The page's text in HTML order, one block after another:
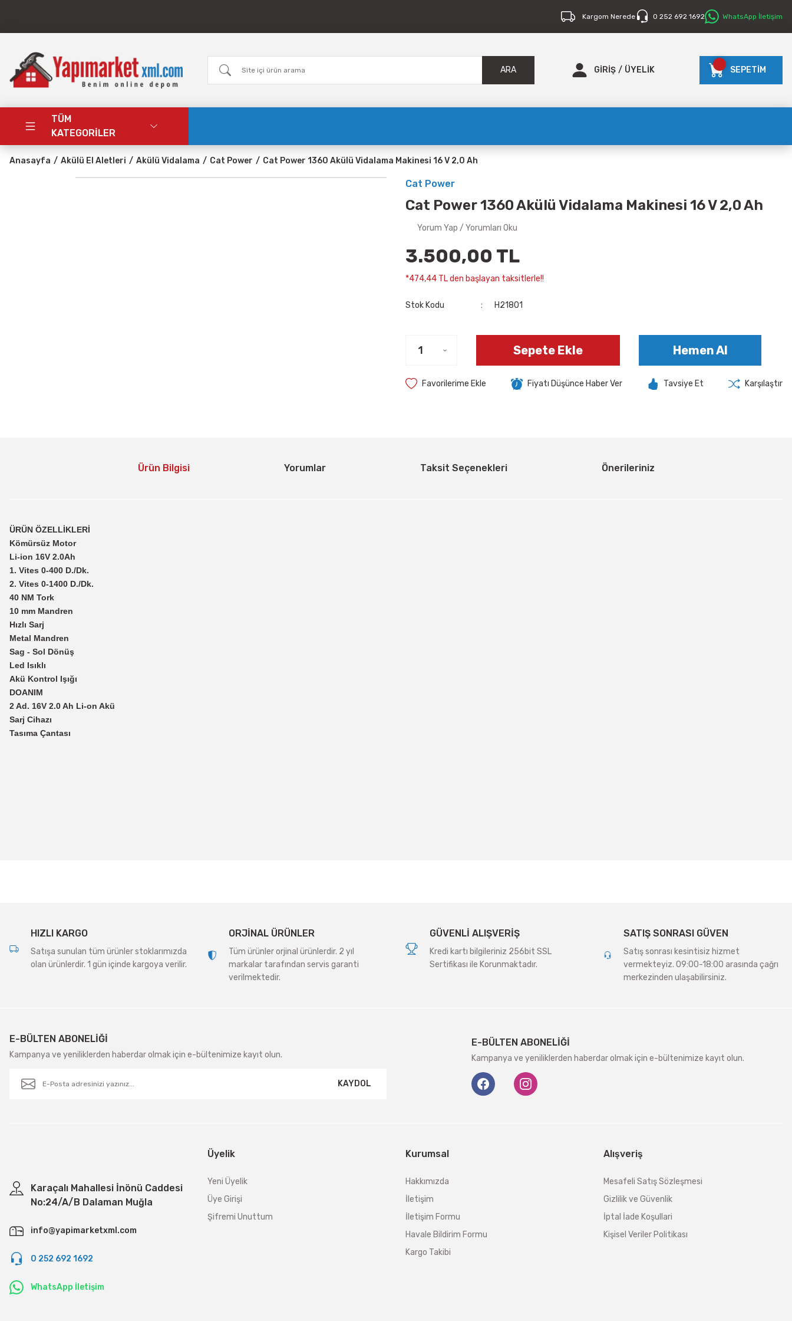
Kargom Nerede 0 252 692 1692 WhatsApp İletişim
ARA GİRİŞ / ÜYELİK SEPETİM
TÜM
KATEGORİLER
Anasayfa Akülü El Aletleri Akülü Vidalama Cat Power Cat Power 1360 Akülü Vidalama Makinesi 16 V 2,0 Ah
Cat Power
Cat Power 1360 Akülü Vidalama Makinesi 16 V 2,0 Ah
Yorum Yap / Yorumları Oku
3.500,00 TL
*474,44 TL den başlayan taksitlerle!!
Stok Kodu H21801
Sepete Ekle Hemen Al
Fiyatı Düşünce Haber Ver Tavsiye Et Karşılaştır
Ürün Bilgisi Yorumlar Taksit Seçenekleri Önerileriniz
ÜRÜN ÖZELLİKLERİ
Kömürsüz Motor
Li-ion 16V 2.0Ah
1. Vites 0-400 D./Dk.
2. Vites 0-1400 D./Dk.
40 NM Tork
10 mm Mandren
Hızlı Sarj
Metal Mandren
Sag - Sol Dönüş
Led Isıklı
Akü Kontrol Işığı
DOANIM
2 Ad. 16V 2.0 Ah Li-on Akü
Sarj Cihazı
Tasıma Çantası
HIZLI KARGO
Satışa sunulan tüm ürünler stoklarımızda
olan ürünlerdir. 1 gün içinde kargoya verilir.
ORJİNAL ÜRÜNLER
Tüm ürünler orjinal ürünlerdir. 2 yıl
markalar tarafından servis garanti
verilmektedir.
GÜVENLİ ALIŞVERİŞ
Kredi kartı bilgileriniz 256bit SSL
Sertifikası ile Korunmaktadır.
SATIŞ SONRASI GÜVEN
Satış sonrası kesintisiz hizmet
vermekteyiz. 09:00-18:00 arasında çağrı
merkezinden ulaşabilirsiniz.
E-BÜLTEN ABONELİĞİ
Kampanya ve yeniliklerden haberdar olmak için e-bültenimize kayıt olun.
KAYDOL
E-BÜLTEN ABONELİĞİ
Kampanya ve yeniliklerden haberdar olmak için e-bültenimize kayıt olun.
Karaçalı Mahallesi İnönü Caddesi
No:24/A/B Dalaman Muğla
info@yapimarketxml.com
0 252 692 1692
WhatsApp İletişim
Üyelik
Yeni Üyelik
Üye Girişi
Şifremi Unuttum
Kurumsal
Hakkımızda
İletişim
İletişim Formu
Havale Bildirim Formu
Kargo Takibi
Alışveriş
Mesafeli Satış Sözleşmesi
Gizlilik ve Güvenlik
İptal İade Koşullari
Kişisel Veriler Politikası